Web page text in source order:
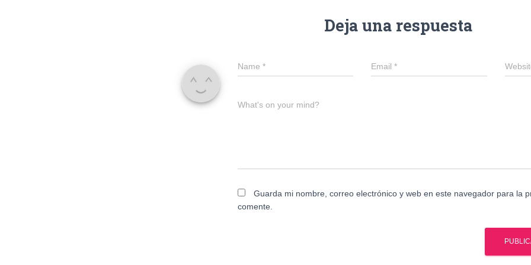
Deja una respuesta
Name * Email*
What's on your mind?
Guarda mi nombre, correo electrónico y web en este navegador para la
comente.